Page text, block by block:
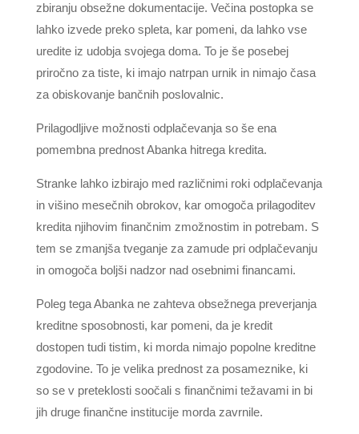
zbiranju obsežne dokumentacije. Večina postopka se
lahko izvede preko spleta, kar pomeni, da lahko vse
uredite iz udobja svojega doma. To je še posebej
priročno za tiste, ki imajo natrpan urnik in nimajo časa
za obiskovanje bančnih poslovalnic.
Prilagodljive možnosti odplačevanja so še ena
pomembna prednost Abanka hitrega kredita.
Stranke lahko izbirajo med različnimi roki odplačevanja
in višino mesečnih obrokov, kar omogoča prilagoditev
kredita njihovim finančnim zmožnostim in potrebam. S
tem se zmanjša tveganje za zamude pri odplačevanju
in omogoča boljši nadzor nad osebnimi financami.
Poleg tega Abanka ne zahteva obsežnega preverjanja
kreditne sposobnosti, kar pomeni, da je kredit
dostopen tudi tistim, ki morda nimajo popolne kreditne
zgodovine. To je velika prednost za posameznike, ki
so se v preteklosti soočali s finančnimi težavami in bi
jih druge finančne institucije morda zavrnile.